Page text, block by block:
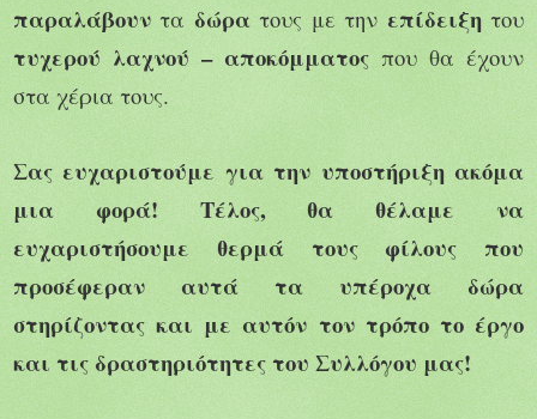
παραλάβουν τα δώρα τους με την επίδειξη του
τυχερού λαχνού – αποκόμματος που θα έχουν
στα χέρια τους.
Σας ευχαριστούμε για την υποστήριξη ακόμα
μια φορά! Τέλος, θα θέλαμε να
ευχαριστήσουμε θερμά τους φίλους που
προσέφεραν αυτά τα υπέροχα δώρα
στηρίζοντας και με αυτόν τον τρόπο το έργο
και τις δραστηριότητες του Συλλόγου μας!